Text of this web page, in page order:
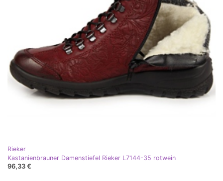
Rieker
Kastanienbrauner Damenstiefel Rieker L7144-35 rotwein
96,33 €